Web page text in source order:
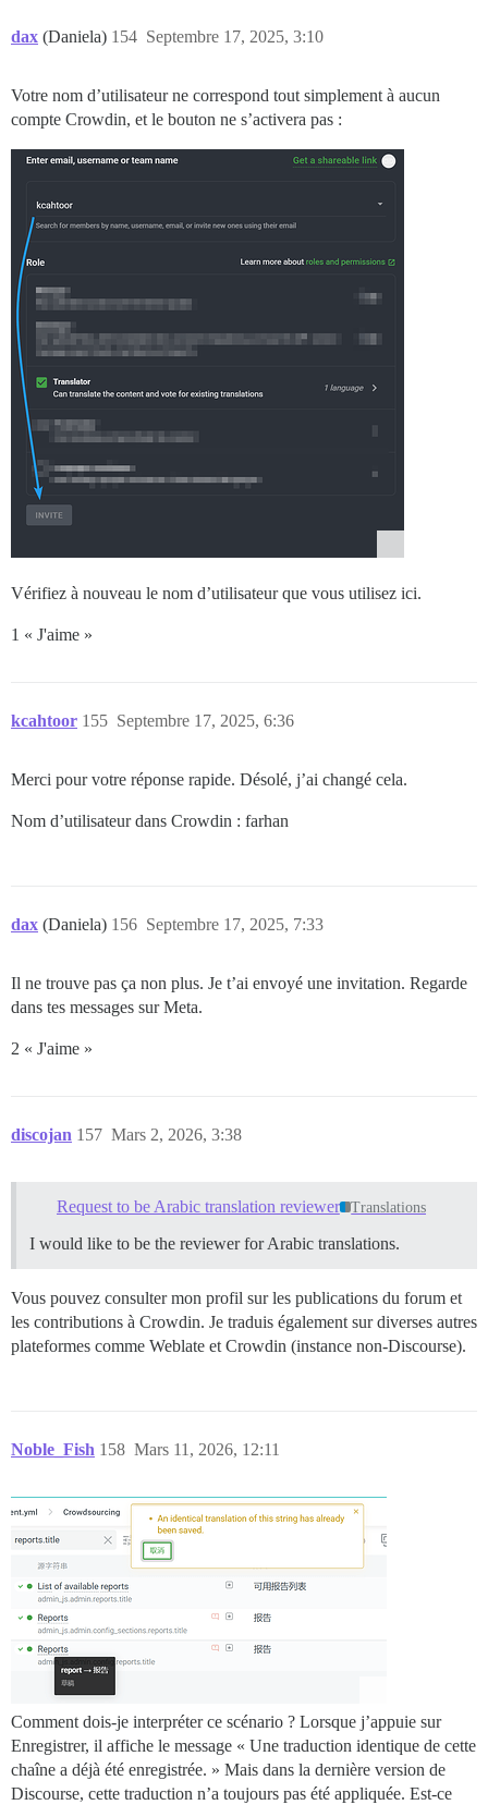
dax (Daniela) Septembre 17, 2025, 3:10
154
Votre nom d’utilisateur ne correspond tout simplement à aucun
compte Crowdin, et le bouton ne s’activera pas :
Vérifiez à nouveau le nom d’utilisateur que vous utilisez ici.
1 « J'aime »
kcahtoor Septembre 17, 2025, 6:36
155
Merci pour votre réponse rapide. Désolé, j’ai changé cela.
Nom d’utilisateur dans Crowdin : farhan
dax (Daniela) Septembre 17, 2025, 7:33
156
Il ne trouve pas ça non plus. Je t’ai envoyé une invitation. Regarde
dans tes messages sur Meta.
2 « J'aime »
discojan Mars 2, 2026, 3:38
157
Request to be Arabic translation reviewer Translations
I would like to be the reviewer for Arabic translations.
Vous pouvez consulter mon profil sur les publications du forum et
les contributions à Crowdin. Je traduis également sur diverses autres
plateformes comme Weblate et Crowdin (instance non-Discourse).
Noble_Fish Mars 11, 2026, 12:11
158
Comment dois-je interpréter ce scénario ? Lorsque j’appuie sur
Enregistrer, il affiche le message « Une traduction identique de cette
chaîne a déjà été enregistrée. » Mais dans la dernière version de
Discourse, cette traduction n’a toujours pas été appliquée. Est-ce